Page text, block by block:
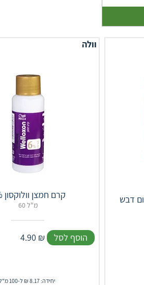
וולה
קרם חמצן וולוקסון 6%
60 מ"ל
4.90 ₪ הוסף לסל
יחידה: 8.17 ₪ ל-100 מ"ל